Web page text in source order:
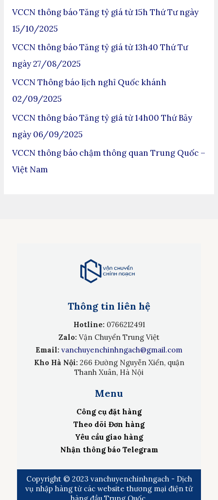
VCCN thông báo Tăng tỷ giá từ 15h Thứ Tư ngày
15/10/2025
VCCN thông báo Tăng tỷ giá từ 13h40 Thứ Tư
ngày 27/08/2025
VCCN Thông báo lịch nghỉ Quốc khánh
02/09/2025
VCCN thông báo Tăng tỷ giá từ 14h00 Thứ Bảy
ngày 06/09/2025
VCCN thông báo chậm thông quan Trung Quốc –
Việt Nam
Thông tin liên hệ
Hotline: 0766212491
Zalo: Vận Chuyển Trung Việt
Email: vanchuyenchinhngach@gmail.com
Kho Hà Nội: 266 Đường Nguyễn Xiển, quận
Thanh Xuân, Hà Nội
Menu
Công cụ đặt hàng
Theo dõi Đơn hàng
Yêu cầu giao hàng
Nhận thông báo Telegram
Copyright © 2023 vanchuyenchinhngach - Dịch
vụ nhập hàng từ các website thương mại điện tử